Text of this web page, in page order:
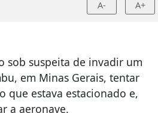
A- A+
sob suspeita de invadir um
em Minas Gerais, tentar
que estava estacionado e,
a aeronave.